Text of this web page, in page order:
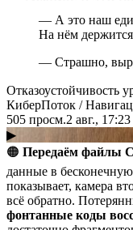
— А это наш
На нём
— Страшно,
Отказоустойчивость
КиберПоток /
505 просм.2 авг., 17:23
▶
🟠 Передаём
данные в
показывает, камера
всё обратно.
фонтанные коды